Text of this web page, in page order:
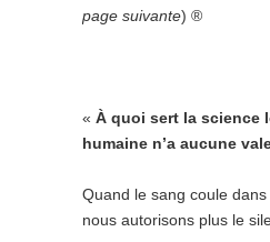
page suivante) ®
« À quoi sert la science
humaine n’a aucune
Quand le sang coule
nous autorisons plus le